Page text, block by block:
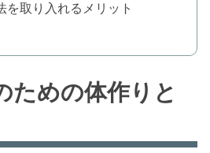
を取り入れるメリット
ための体作りと